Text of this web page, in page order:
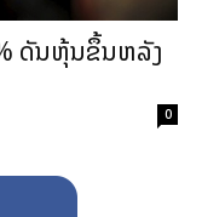
ດັນຫຸ້ນຂຶ້ນຫລັງ
0